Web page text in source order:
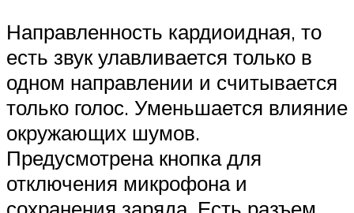
Направленность кардиоидная, то
есть звук улавливается только в
одном направлении и считывается
только голос. Уменьшается влияние
окружающих шумов.
Предусмотрена кнопка для
отключения микрофона и